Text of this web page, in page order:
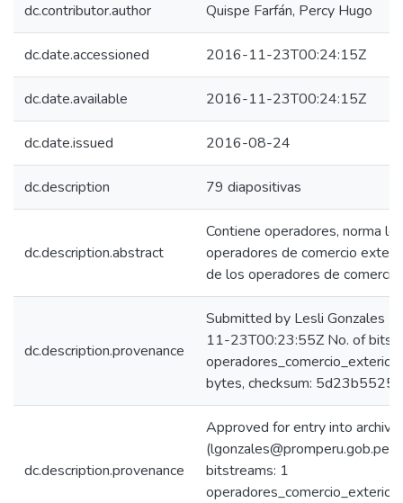
dc.contributor.author Quispe Farfán, Percy Hugo
dc.date.accessioned 2016-11-23T00:24:15Z
dc.date.available 2016-11-23T00:24:15Z
dc.date.issued 2016-08-24
dc.description 79 diapositivas
dc.description.abstract
Contiene operadores, norma
operadores de comercio
de los operadores de
dc.description.provenance
Submitted by Lesli Gonzales
11-23T00:23:55Z No. of
bytes, checksum:
dc.description.provenance
Approved for entry into
bitstreams: 1